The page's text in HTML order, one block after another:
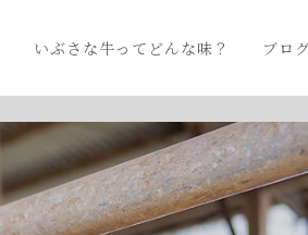
いぶさな牛ってどんな味？ ブロ